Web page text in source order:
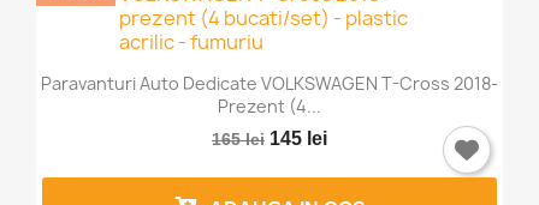
Paravanturi Auto Dedicate VOLKSWAGEN T-Cross 2018-
Prezent (4...
165 lei 145 lei